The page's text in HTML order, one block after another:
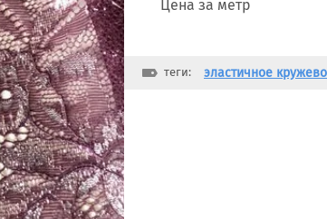
Цена за метр
теги: эластичное